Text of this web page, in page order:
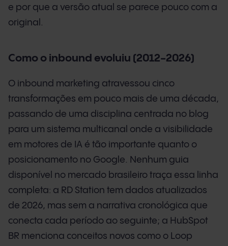
e por que a versão atual se parece pouco com a
original.
Como o inbound evoluiu (2012-2026)
O inbound marketing atravessou cinco
transformações em pouco mais de uma década,
passando de uma disciplina centrada no blog
para um sistema multicanal onde a visibilidade
em motores de IA é tão importante quanto o
posicionamento no Google. Nenhum guia
disponível no mercado brasileiro traça essa linha
completa: a RD Station tem dados atualizados
de 2026, mas sem a narrativa cronológica que
conecta cada período ao seguinte; a HubSpot
BR menciona conceitos novos como o Loop